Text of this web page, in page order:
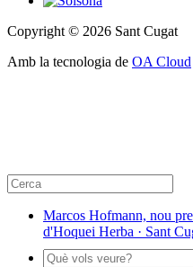
Copyright © 2026 Sant Cugat
Amb la tecnologia de OA Cloud
Marcos Hofmann, nou
d'Hoquei Herba · Sant